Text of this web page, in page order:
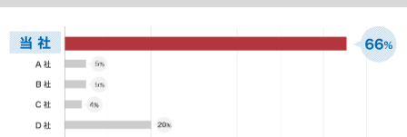
長形6号窓付き
長形30号
角形サイズ